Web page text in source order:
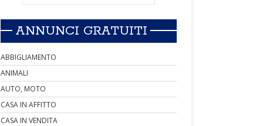
ANNUNCI GRATUITI
ABBIGLIAMENTO
ANIMALI
AUTO, MOTO
CASA IN AFFITTO
CASA IN VENDITA